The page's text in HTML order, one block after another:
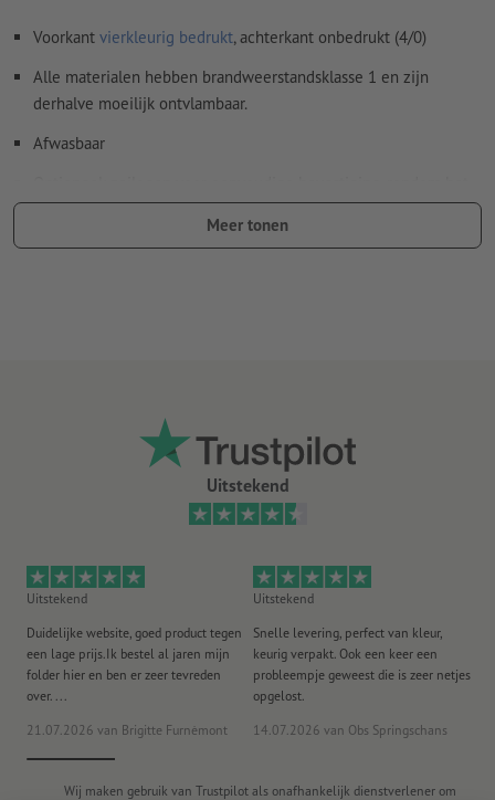
Voorkant vierkleurig bedrukt, achterkant onbedrukt (4/0)
Alle materialen hebben brandweerstandsklasse 1 en zijn
derhalve moeilijk ontvlambaar.
Afwasbaar
doek op een onderlinge afstand van ca 50 cm.
Zeilogen worden volgens leesrichting verwerkt
Meer informatie over het spandoekmontagemateriaal vindt
u in de infobox
Absoluut weerbestendig en daarom ook probleemloos buiten te
bouwschuttingen, brugleuningen en omheiningen.
Aanwijzing: Wanneer de kortste zijde langer is dan 190 cm,
moeten de spandoeken om verzendtechnische redenen
Meer tonen
Uitstekend
Uitstekend
Duidelijke website, goed product tegen
een lage prijs.Ik bestel al jaren mijn
folder hier en ben er zeer tevreden
over. ...
21.07.2026 van Brigitte Furnèmont
Uitstekend
Snelle levering, perfect van kleur,
keurig verpakt. Ook een keer een
probleempje geweest die is zeer netjes
opgelost.
14.07.2026 van Obs Springschans
Wij maken gebruik van Trustpilot als onafhankelijk dienstverlener om